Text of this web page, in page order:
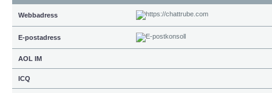
Webbadress
E-postadress
AOL IM
ICQ